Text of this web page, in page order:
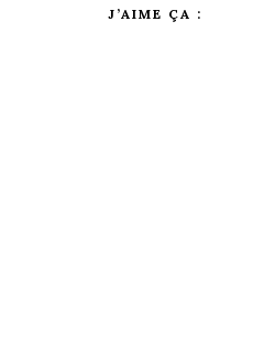
J’AIME ÇA :